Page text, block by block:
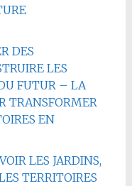
DES
LES
FUTUR – LA
TRANSFORMER
EN
LES JARDINS,
TERRITOIRES